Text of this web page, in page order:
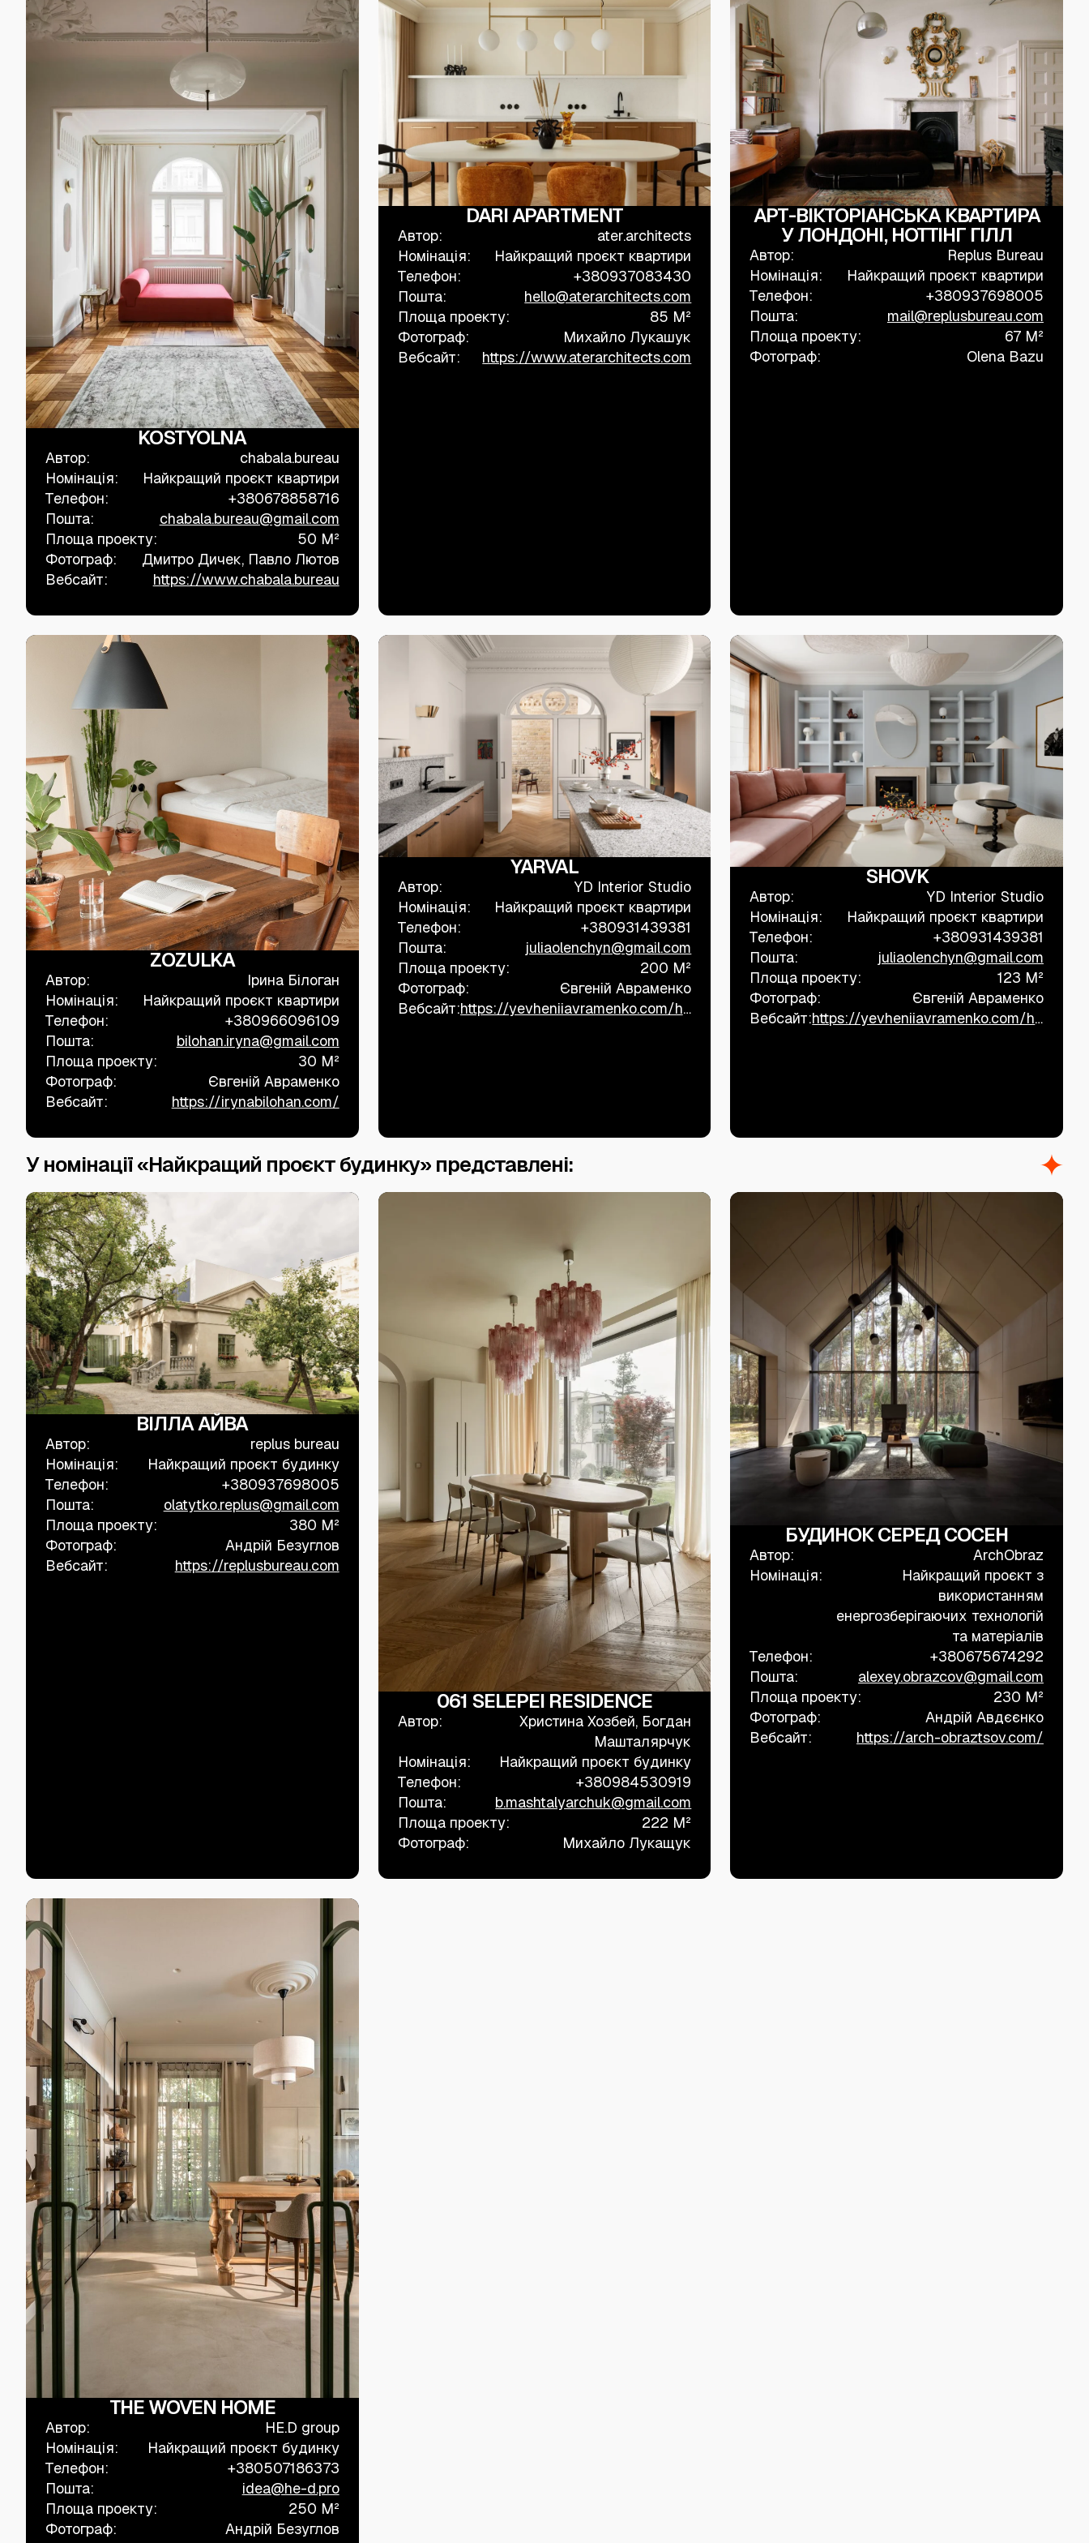
КОНТАКТИ
а.harusova@gmail.com © 2025 Wmaax Studio +38 (067) 443 01 84
KOSTYOLNA
Автор:
chabala.bureau
Номінація:
Найкращий проєкт квартири
Телефон:
+380678858716
Пошта:
chabala.bureau@gmail.com
Площа проекту:
50 M²
Фотограф:
Дмитро Дичек, Павло Лютов
Вебсайт:
https://www.chabala.bureau
DARI APARTMENT
Автор:
ater.architects
Номінація:
Найкращий проєкт квартири
Телефон:
+380937083430
Пошта:
hello@aterarchitects.com
Площа проекту:
85 M²
Фотограф:
Михайло Лукашук
Вебсайт:
https://www.aterarchitects.com
АРТ-ВІКТОРІАНСЬКА КВАРТИРА
У ЛОНДОНІ, НОТТІНГ ГІЛЛ
Автор:
Replus Bureau
Номінація:
Найкращий проєкт квартири
Телефон:
+380937698005
Пошта:
mail@replusbureau.com
Площа проекту:
67 M²
Фотограф:
Olena Bazu
ZOZULKA
Автор:
Ірина Білоган
Номінація:
Найкращий проєкт квартири
Телефон:
+380966096109
Пошта:
bilohan.iryna@gmail.com
Площа проекту:
30 M²
Фотограф:
Євгеній Авраменко
Вебсайт:
https://irynabilohan.com/
YARVAL
Автор:
YD Interior Studio
Номінація:
Найкращий проєкт квартири
Телефон:
+380931439381
Пошта:
juliaolenchyn@gmail.com
Площа проекту:
200 M²
Фотограф:
Євгеній Авраменко
Вебсайт:
https://yevheniiavramenko.com/home
SHOVK
Автор:
YD Interior Studio
Номінація:
Найкращий проєкт квартири
Телефон:
+380931439381
Пошта:
juliaolenchyn@gmail.com
Площа проекту:
123 M²
Фотограф:
Євгеній Авраменко
Вебсайт:
https://yevheniiavramenko.com/home
У номінації «Найкращий проєкт будинку» представлені:
ВІЛЛА АЙВА
Автор:
replus bureau
Номінація:
Найкращий проєкт будинку
Телефон:
+380937698005
Пошта:
olatytko.replus@gmail.com
Площа проекту:
380 M²
Фотограф:
Андрій Безуглов
Вебсайт:
https://replusbureau.com
061 SELEPEI RESIDENCE
Автор:
Христина Хозбей, Богдан
Машталярчук
Номінація:
Найкращий проєкт будинку
Телефон:
+380984530919
Пошта:
b.mashtalyarchuk@gmail.com
Площа проекту:
222 M²
Фотограф:
Михайло Лукащук
БУДИНОК СЕРЕД СОСЕН
Автор:
ArchObraz
Номінація:
Найкращий проєкт з
використанням
енергозберігаючих технологій
та матеріалів
Телефон:
+380675674292
Пошта:
alexey.obrazcov@gmail.com
Площа проекту:
230 M²
Фотограф:
Андрій Авдєєнко
Вебсайт:
https://arch-obraztsov.com/
THE WOVEN HOME
Автор:
HE.D group
Номінація:
Найкращий проєкт будинку
Телефон:
+380507186373
Пошта:
idea@he-d.pro
Площа проекту:
250 M²
Фотограф:
Андрій Безуглов